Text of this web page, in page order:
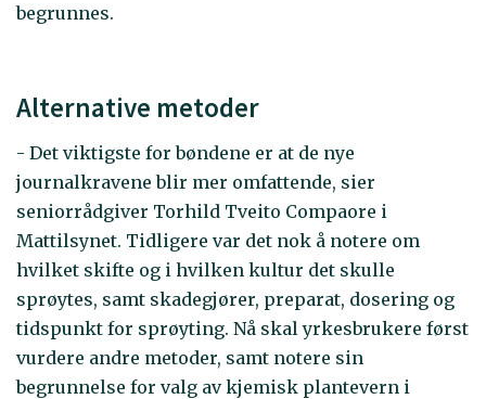
begrunnes.
Alternative metoder
- Det viktigste for bøndene er at de nye
journalkravene blir mer omfattende, sier
seniorrådgiver Torhild Tveito Compaore i
Mattilsynet. Tidligere var det nok å notere om
hvilket skifte og i hvilken kultur det skulle
sprøytes, samt skadegjører, preparat, dosering og
tidspunkt for sprøyting. Nå skal yrkesbrukere først
vurdere andre metoder, samt notere sin
begrunnelse for valg av kjemisk plantevern i